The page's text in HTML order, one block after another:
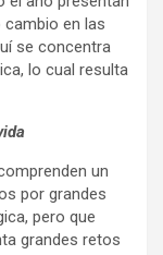
cambio en las
se concentra
lo cual resulta
un
por grandes
pero que
grandes retos